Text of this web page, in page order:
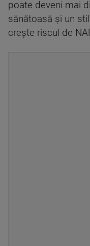
poate deveni mai
sănătoasă și un
crește riscul de